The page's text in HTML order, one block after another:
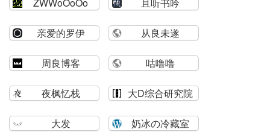
ZWWoOoOo 且听书吟
亲爱的罗伊 从良未遂
周良博客 咕噜噜
夜枫忆栈 大D综合研究院
大发 奶冰の冷藏室